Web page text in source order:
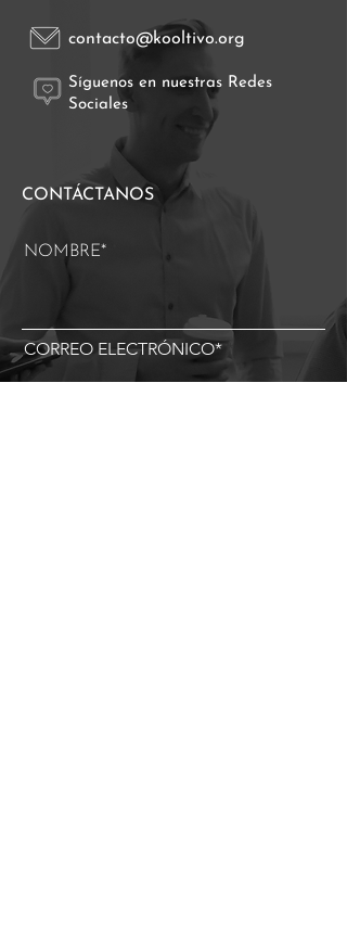
contacto@kooltivo.org
Síguenos en nuestras Redes
Sociales
CONTÁCTANOS
NOMBRE*
CORREO ELECTRÓNICO*